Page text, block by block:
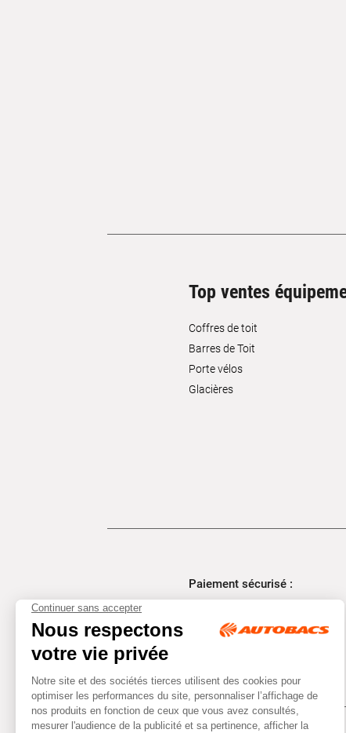
Top ventes
Coffres de toit
Barres de Toit
Porte vélos
Glacières
Paiement sécurisé :